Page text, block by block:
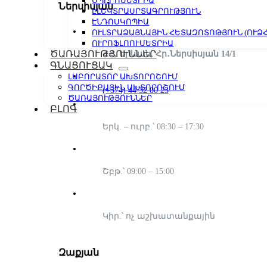
ԷԼԵԿՏՐԱՍՐՏԱԳՐՈՒԹՅՈՒՆ
ԷՆԴՈՍԿՈՊԻԱ
ՈՒԼՏՐԱՁԱՅՆԱՅԻՆ ՀԵՏԱԶՈՏՈԹՅՈՒՆ
ՈՒՐՈՖԼՈՈՒՄԵՏՐԻԱ
ԾԱՌԱՅՈՒԹՅՈՒՆՆԵՐ
ԳՆԱՑՈՒՑԱԿ
ԼԱԲՈՐԱՏՈՐ ԱԽՏՈՐՈՇՈՒՄ
ԳՈՐԾԻՔԱՅԻՆ ԱԽՏՈՐՈՇՈՒՄ
ԾԱՌԱՅՈՒԹՅՈՒՆՆԵՐ
ԲԼՈԳ
Ներսիսյան
ՀՀ, Երևան, Հր․Ներսիսյան 14/1
(+374) 44 32 00 23
Երկ. – ուրբ.՝ 08:30 – 17:30
Շբթ.՝ 09:00 – 15:00
Կիր.՝ ոչ աշխատանքային
Զաքյան